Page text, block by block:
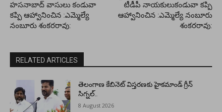
హసనాబాద్ వాసులు కండువా
కప్పి ఆహ్వానించిన :ఎమ్మెల్యే
నంబూరు శంకరరావు:
టీడీపీ నాయకులుకండువా కప్పి
ఆహ్వానించిన :ఎమ్మెల్యే నంబూరు
శంకరరావు:
RELATED ARTICLES
తెలంగాణ కేబినెట్ విస్తరణకు హైకమాండ్ గ్రీన్
సిగ్నల్..
8 August 2026